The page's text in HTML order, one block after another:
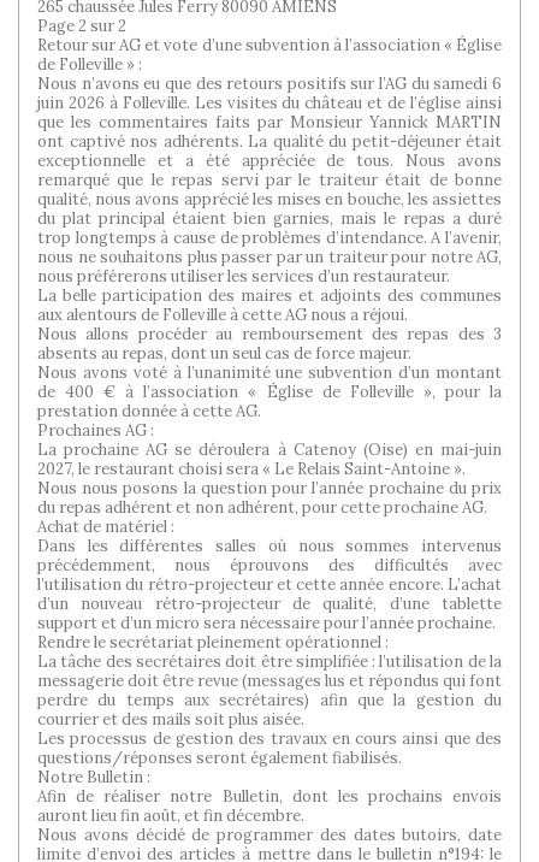
265 chaussée Jules Ferry 80090 AMIENS
Page 2 sur 2
Retour sur AG et vote d’une subvention à l’association « Église
de Folleville » :
Nous n’avons eu que des retours positifs sur l’AG du samedi 6
juin 2026 à Folleville. Les visites du château et de l’église ainsi
que les commentaires faits par Monsieur Yannick MARTIN
ont captivé nos adhérents. La qualité du petit-déjeuner était
exceptionnelle et a été appréciée de tous. Nous avons
remarqué que le repas servi par le traiteur était de bonne
qualité, nous avons apprécié les mises en bouche, les assiettes
du plat principal étaient bien garnies, mais le repas a duré
trop longtemps à cause de problèmes d’intendance. A l’avenir,
nous ne souhaitons plus passer par un traiteur pour notre AG,
nous préférerons utiliser les services d’un restaurateur.
La belle participation des maires et adjoints des communes
aux alentours de Folleville à cette AG nous a réjoui.
Nous allons procéder au remboursement des repas des 3
absents au repas, dont un seul cas de force majeur.
Nous avons voté à l’unanimité une subvention d’un montant
de 400 € à l’association « Église de Folleville », pour la
prestation donnée à cette AG.
Prochaines AG :
La prochaine AG se déroulera à Catenoy (Oise) en mai-juin
2027, le restaurant choisi sera « Le Relais Saint-Antoine ».
Nous nous posons la question pour l’année prochaine du prix
du repas adhérent et non adhérent, pour cette prochaine AG.
Achat de matériel :
Dans les différentes salles où nous sommes intervenus
précédemment, nous éprouvons des difficultés avec
l’utilisation du rétro-projecteur et cette année encore. L’achat
d’un nouveau rétro-projecteur de qualité, d’une tablette
support et d’un micro sera nécessaire pour l’année prochaine.
Rendre le secrétariat pleinement opérationnel :
La tâche des secrétaires doit être simplifiée : l’utilisation de la
messagerie doit être revue (messages lus et répondus qui font
perdre du temps aux secrétaires) afin que la gestion du
courrier et des mails soit plus aisée.
Les processus de gestion des travaux en cours ainsi que des
questions/réponses seront également fiabilisés.
Notre Bulletin :
Afin de réaliser notre Bulletin, dont les prochains envois
auront lieu fin août, et fin décembre.
Nous avons décidé de programmer des dates butoirs, date
limite d’envoi des articles à mettre dans le bulletin n°194: le